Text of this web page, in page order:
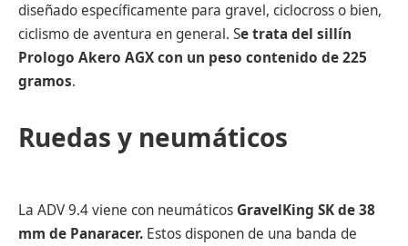
diseñado específicamente para gravel, ciclocross o bien,
ciclismo de aventura en general. Se trata del sillín
Prologo Akero AGX con un peso contenido de 225
gramos.
Ruedas y neumáticos
La ADV 9.4 viene con neumáticos GravelKing SK de 38
mm de Panaracer. Estos disponen de una banda de